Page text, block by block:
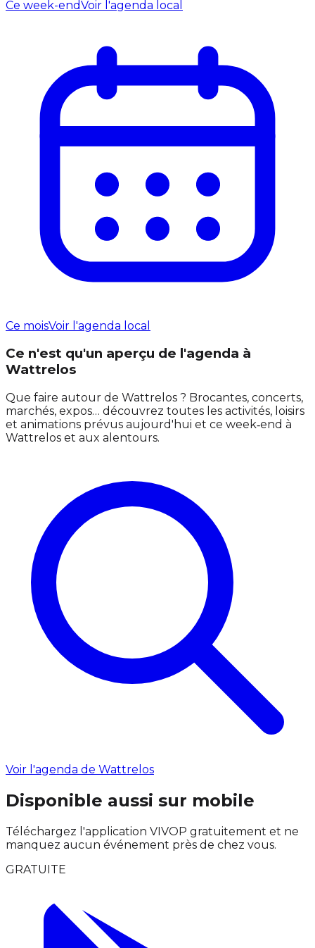
Ce week-endVoir l'agenda local
Ce moisVoir l'agenda local
Ce n'est qu'un aperçu de l'agenda à
Wattrelos
Que faire autour de Wattrelos ? Brocantes, concerts,
marchés, expos… découvrez toutes les activités, loisirs
et animations prévus aujourd'hui et ce week‑end à
Wattrelos et aux alentours.
Voir l'agenda de Wattrelos
Disponible aussi sur mobile
Téléchargez l'application VIVOP gratuitement et ne
manquez aucun événement près de chez vous.
GRATUITE